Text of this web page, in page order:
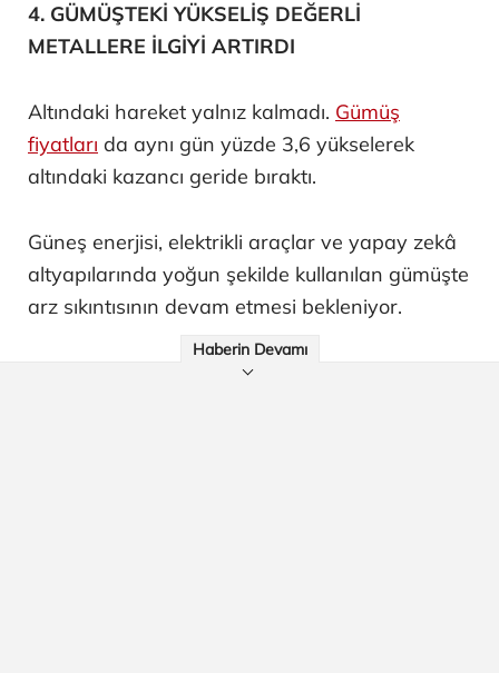
4. GÜMÜŞTEKİ YÜKSELİŞ DEĞERLİ
METALLERE İLGİYİ ARTIRDI
Altındaki hareket yalnız kalmadı. Gümüş
fiyatları da aynı gün yüzde 3,6 yükselerek
altındaki kazancı geride bıraktı.
Güneş enerjisi, elektrikli araçlar ve yapay zekâ
altyapılarında yoğun şekilde kullanılan gümüşte
arz sıkıntısının devam etmesi bekleniyor.
Haberin Devamı